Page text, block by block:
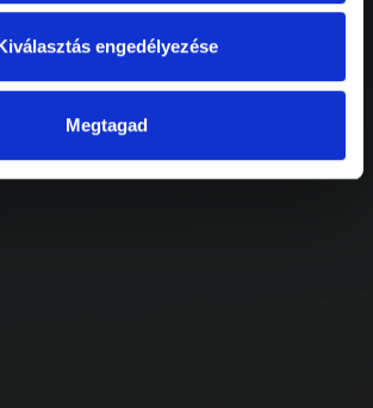
engedélyezése
Megtagad